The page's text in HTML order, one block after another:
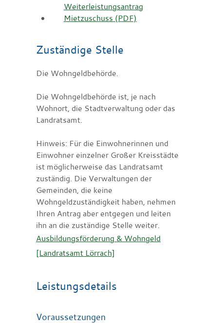
Weiterleistungsantrag
Mietzuschuss (PDF)
Zuständige Stelle
Die Wohngeldbehörde.
Die Wohngeldbehörde ist, je nach
Wohnort, die Stadtverwaltung oder das
Landratsamt.
Hinweis: Für die Einwohnerinnen und
Einwohner einzelner Großer Kreisstädte
ist möglicherweise das Landratsamt
zuständig. Die Verwaltungen der
Gemeinden, die keine
Wohngeldzuständigkeit haben, nehmen
Ihren Antrag aber entgegen und leiten
ihn an die zuständige Stelle weiter.
Ausbildungsförderung & Wohngeld
[Landratsamt Lörrach]
Leistungsdetails
Voraussetzungen